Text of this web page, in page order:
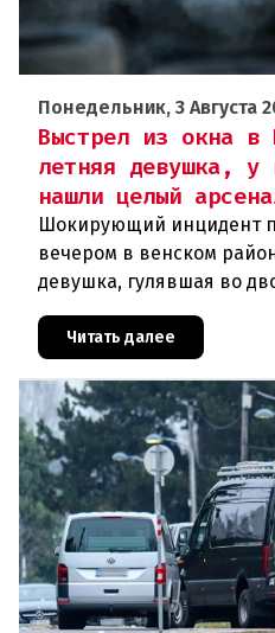
Понедельник, 3 Августа
Выстрел из окна
летняя девушка, у
нашли целый
Шокирующий инцидент
вечером в венском
девушка, гулявшая во
ранена выстрелом из
Полиция задержала двух п
Читать далее